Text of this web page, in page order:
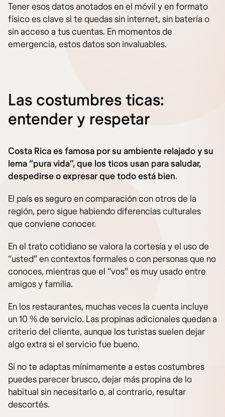
Tener esos datos anotados en el móvil y en formato
físico es clave si te quedas sin internet, sin batería o
sin acceso a tus cuentas. En momentos de
emergencia, estos datos son invaluables.
Las costumbres ticas:
entender y respetar
Costa Rica es famosa por su ambiente relajado y su
lema “pura vida”, que los ticos usan para saludar,
despedirse o expresar que todo está bien.
El país es seguro en comparación con otros de la
región, pero sigue habiendo diferencias culturales
que conviene conocer.
En el trato cotidiano se valora la cortesía y el uso de
“usted” en contextos formales o con personas que no
conoces, mientras que el “vos” es muy usado entre
amigos y familia.
En los restaurantes, muchas veces la cuenta incluye
un 10 % de servicio. Las propinas adicionales quedan a
criterio del cliente, aunque los turistas suelen dejar
algo extra si el servicio fue bueno.
Si no te adaptas mínimamente a estas costumbres
puedes parecer brusco, dejar más propina de lo
habitual sin necesitarlo o, al contrario, resultar
descortés.